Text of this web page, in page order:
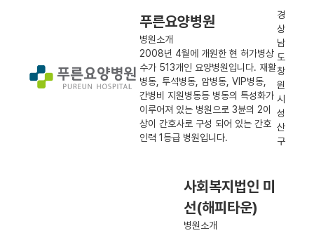
푸른요양병원
병원소개
2008년 4월에 개원한 현 허가병상
수가 513개인 요양병원입니다. 재활
병동, 투석병동, 암병동, VIP병동,
간병비 지원병동등 병동의 특성화가
이루어져 있는 병원으로 3뷴의 2이
상이 간호사로 구성 되어 있는 간호
인력 1등급 병원입니다.
경
상
남
도
창
원
시
성
산
구
사회복지법인 미
선(해피타운)
병원소개